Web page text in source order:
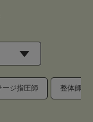
ージ指圧師 整体師・